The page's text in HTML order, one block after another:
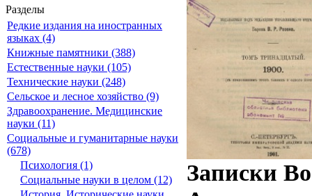
Разделы
Редкие издания на иностранных
языках (4)
Книжные памятники (388)
Естественные науки (105)
Технические науки (248)
Сельское и лесное хозяйство (9)
Здравоохранение. Медицинские
науки (11)
Социальные и гуманитарные науки
(678)
Психология (1)
Социальные науки в целом (12)
Записки